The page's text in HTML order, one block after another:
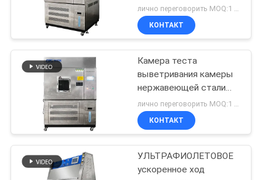
испытательное
оборудование ip
41
температуры
регулируемая
ускоренная ход
лично переговорить MOQ:1 комплект
КОНТАКТ
Камера теста
выветривания камеры
нержавеющей стали
резиновым ускоренная
ход ксеноном старея
лично переговорить MOQ:1 комплект
КОНТАКТ
УЛЬТРАФИОЛЕТОВОЕ
ускоренное ход